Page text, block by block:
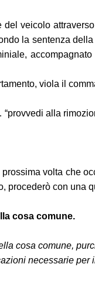
veicolo
la sentenza
viola il
alla
volta che
procederò con una
cosa comune.
cosa comune,
necessarie per